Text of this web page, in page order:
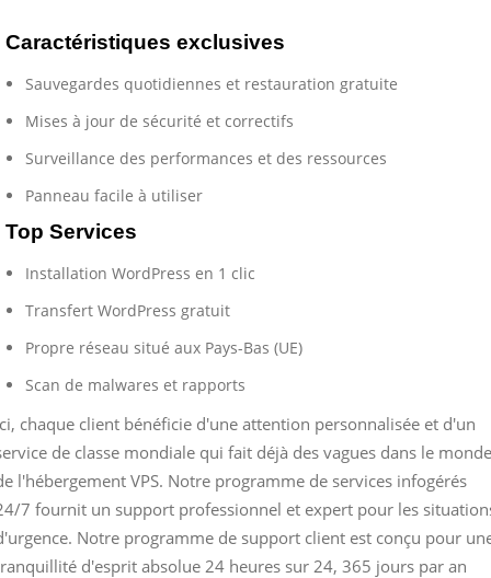
Caractéristiques exclusives
Sauvegardes quotidiennes et restauration gratuite
Mises à jour de sécurité et correctifs
Surveillance des performances et des ressources
Panneau facile à utiliser
Top Services
Installation WordPress en 1 clic
Transfert WordPress gratuit
Propre réseau situé aux Pays-Bas (UE)
Scan de malwares et rapports
chaque client bénéficie d'une attention personnalisée et d'un
de classe mondiale qui fait déjà des vagues dans le monde
l'hébergement VPS. Notre programme de services infogérés
7 fournit un support professionnel et expert pour les
Notre programme de support client est conçu pour
d'esprit absolue 24 heures sur 24, 365 jours par an